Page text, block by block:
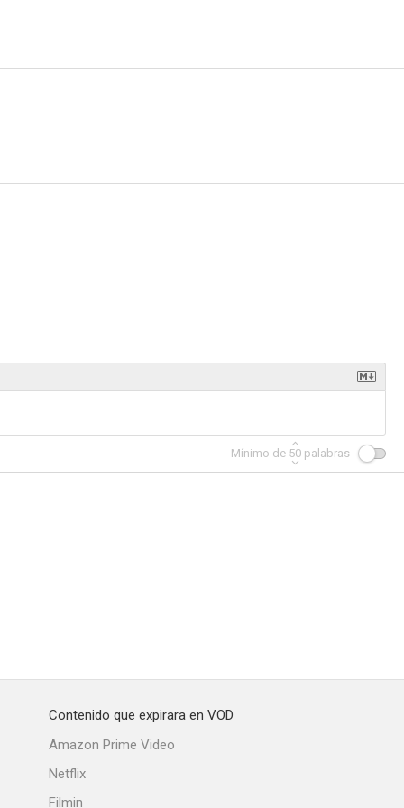
Mínimo de 50 palabras
Contenido que expirara en VOD
Amazon Prime Video
Netflix
Filmin